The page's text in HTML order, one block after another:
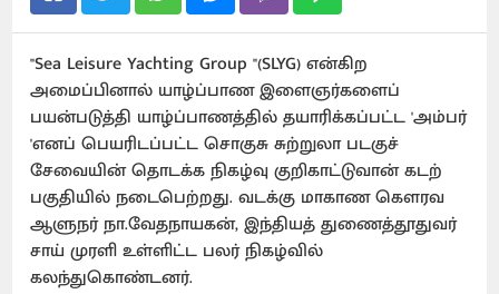
"Sea Leisure Yachting Group "(SLYG) என்கிற
அமைப்பினால் யாழ்ப்பாண இளைஞர்களைப்
பயன்படுத்தி யாழ்ப்பாணத்தில் தயாரிக்கப்பட்ட 'அம்பர்
'எனப் பெயரிடப்பட்ட சொகுசு சுற்றுலா படகுச்
சேவையின் தொடக்க நிகழ்வு குறிகாட்டுவான் கடற்
பகுதியில் நடைபெற்றது. வடக்கு மாகாண கௌரவ
ஆளுநர் நா.வேதநாயகன், இந்தியத் துணைத்தூதுவர்
சாய் முரளி உள்ளிட்ட பலர் நிகழ்வில்
கலந்துகொண்டனர்.